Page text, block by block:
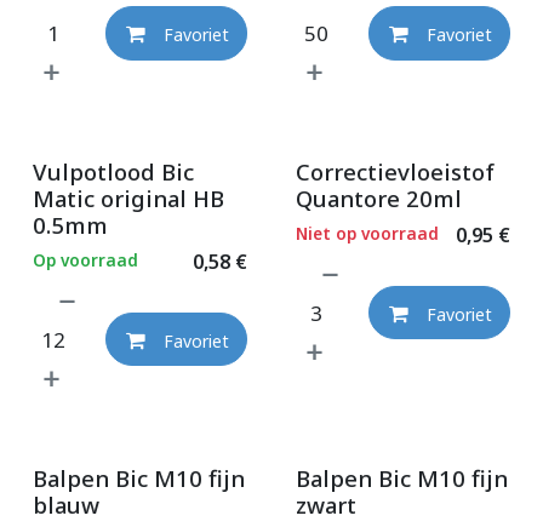
Favoriet Favoriet
Vulpotlood Bic
Matic original HB
0.5mm
0,58€
Op voorraad
Favoriet
Correctievloeistof
Quantore 20ml
0,95 €
Niet op voorraad
Favoriet
Balpen Bic M10 fijn
blauw
Balpen Bic M10 fijn
zwart